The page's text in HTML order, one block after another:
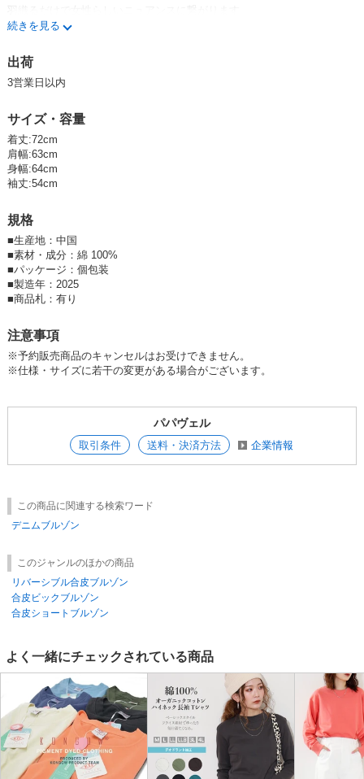
オーバーサイズなシルエットと素材感の絶妙なバランスで、
続きを見る
出荷
3営業日以内
サイズ・容量
着丈:72cm
肩幅:63cm
身幅:64cm
袖丈:54cm
規格
■生産地：中国
■素材・成分：綿 100%
■パッケージ：個包装
■製造年：2025
■商品札：有り
注意事項
※予約販売商品のキャンセルはお受けできません。
※仕様・サイズに若干の変更がある場合がございます。
パパヴェル
取引条件 送料・決済方法 企業情報
この商品に関連する検索ワード
デニムブルゾン
このジャンルのほかの商品
リバーシブル合皮ブルゾン
合皮ビックブルゾン
合皮ショートブルゾン
よく一緒にチェックされている商品